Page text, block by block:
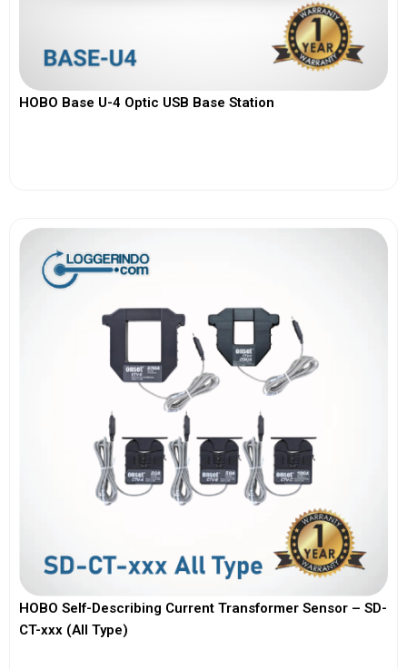
HOBO Base U-4 Optic USB Base Station
HOBO Self-Describing Current Transformer Sensor – SD-
CT-xxx (All Type)